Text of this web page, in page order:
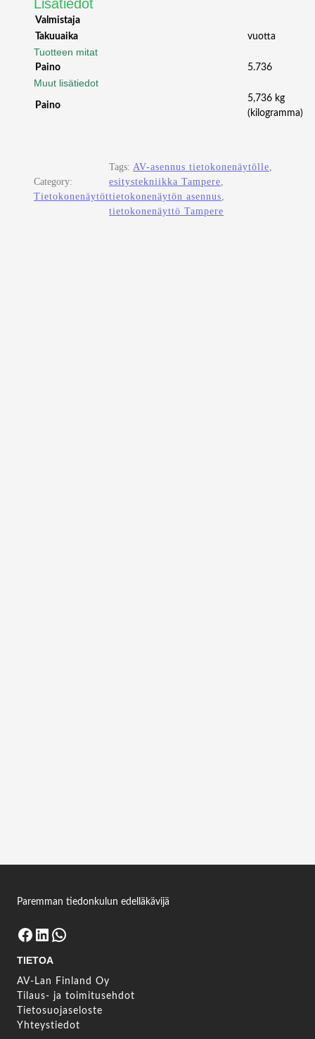
Lisätiedot
Valmistaja
Takuuaika
vuotta
Tuotteen mitat
Paino 5.736
Muut lisätiedot
Paino
5,736 kg
(kilogramma)
Category:
Tietokonenäytöt
Tags: AV-asennus tietokonenäytölle
esitystekniikka Tampere
tietokonenäytön asennus
tietokonenäyttö Tampere
Kirjaudu sisään
Paremman tiedonkulun edelläkävijä
Facebook LinkedIn WhatsApp
TIETOA
AV-Lan Finland Oy
Tilaus- ja toimitusehdot
Tietosuojaseloste
Yhteystiedot